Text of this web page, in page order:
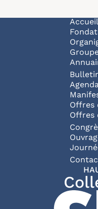
Accueil
Offres
Offres
Pied